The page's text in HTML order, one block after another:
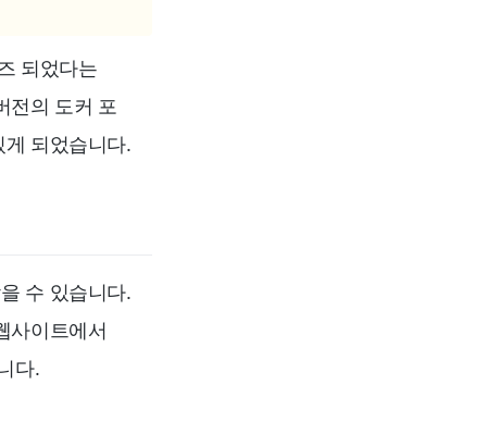
되었다는
전의 도커 포
되었습니다.
수 있습니다.
사이트에서
다.